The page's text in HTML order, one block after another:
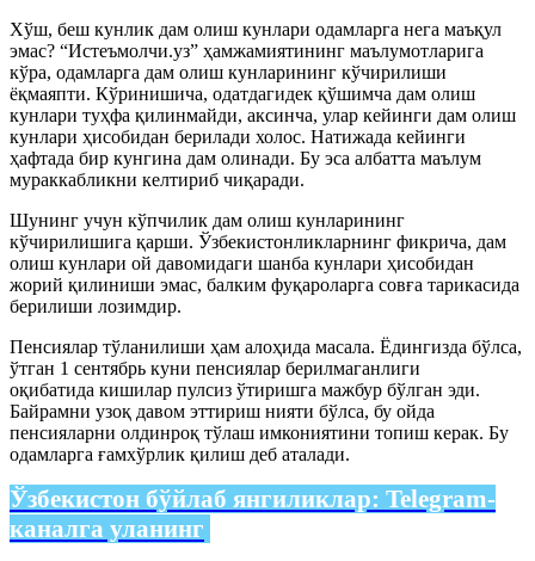
Хўш, беш кунлик дам олиш кунлари одамларга нега маъқул
эмас? “Истеъмолчи.уз” ҳамжамиятининг маълумотларига
кўра, одамларга дам олиш кунларининг кўчирилиши
ёқмаяпти. Кўринишича, одатдагидек қўшимча дам олиш
кунлари туҳфа қилинмайди, аксинча, улар кейинги дам олиш
кунлари ҳисобидан берилади холос. Натижада кейинги
ҳафтада бир кунгина дам олинади. Бу эса албатта маълум
мураккабликни келтириб чиқаради.
Шунинг учун кўпчилик дам олиш кунларининг
кўчирилишига қарши. Ўзбекистонликларнинг фикрича, дам
олиш кунлари ой давомидаги шанба кунлари ҳисобидан
жорий қилиниши эмас, балким фуқароларга совға тарикасида
берилиши лозимдир.
Пенсиялар тўланилиши ҳам алоҳида масала. Ёдингизда бўлса,
ўтган 1 сентябрь куни пенсиялар берилмаганлиги
оқибатида кишилар пулсиз ўтиришга мажбур бўлган эди.
Байрамни узоқ давом эттириш нияти бўлса, бу ойда
пенсияларни олдинроқ тўлаш имкониятини топиш керак. Бу
одамларга ғамхўрлик қилиш деб аталади.
Ўзбекистон бўйлаб янгиликлар: Telegram-
каналга уланинг